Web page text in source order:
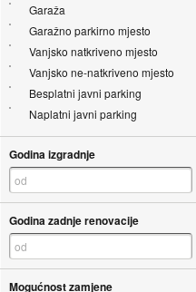
Garaža
Garažno parkirno mjesto
Vanjsko natkriveno mjesto
Vanjsko ne-natkriveno mjesto
Besplatni javni parking
Naplatni javni parking
Godina izgradnje
Godina zadnje renovacije
Mogućnost zamjene